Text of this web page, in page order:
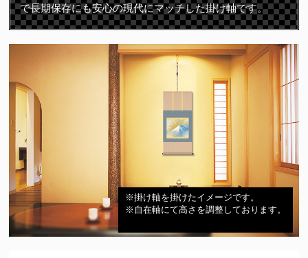
で長期保存にも安心の現代にマッチした掛け軸です。
※掛け軸を掛けたイメージです。
※自在軸にて高さを調整しております。